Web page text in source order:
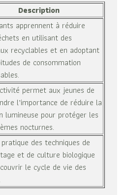
Description
apprennent à réduire
en utilisant des
recyclables et en adoptant
de consommation
permet aux jeunes de
l’importance de réduire la
lumineuse pour protéger les
nocturnes.
pratique des techniques de
et de culture biologique
le cycle de vie des